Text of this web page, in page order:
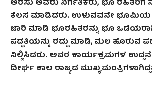
ಅರಸು ಅವರು ನಿರ್ಗತಿಕರು, ಭೂ ರಹಿತರಿಗೆ
ಕೆಲಸ ಮಾಡಿದರು. ಉಳುವವನೇ
ಜಾರಿ ಮಾಡಿ ಭೂರಹಿತರನ್ನು ಭೂ
ಪದ್ಧತಿಯನ್ನು ರದ್ದು ಮಾಡಿ, ಮಲ ಹೊರುವ
ನಿಲ್ಲಿಸಿದರು. ಅವರ ಕಾರ್ಯಕ್ರಮಗಳ
ದೀರ್ಘ ಕಾಲ ರಾಜ್ಯದ